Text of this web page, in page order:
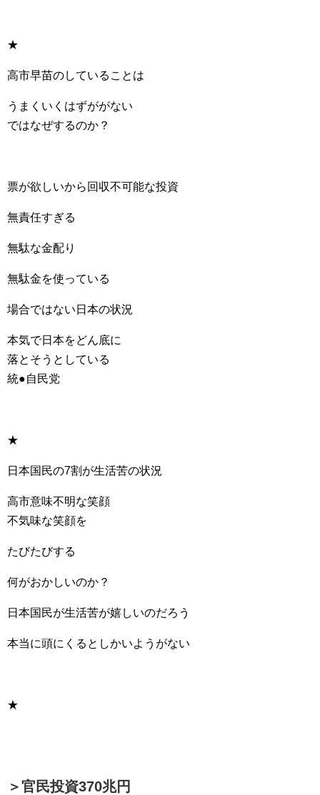
★
高市早苗のしていることは
うまくいくはずががない
ではなぜするのか？
票が欲しいから回収不可能な投資
無責任すぎる
無駄な金配り
無駄金を使っている
場合ではない日本の状況
本気で日本をどん底に
落とそうとしている
統●自民党
★
日本国民の7割が生活苦の状況
高市意味不明な笑顔
不気味な笑顔を
たびたびする
何がおかしいのか？
日本国民が生活苦が嬉しいのだろう
本当に頭にくるとしかいようがない
★
＞官民投資370兆円